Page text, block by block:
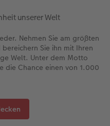
unserer Welt
Nehmen Sie am größten
Sie ihn mit Ihren
Welt. Unter dem Motto
die Chance einen von 1.000